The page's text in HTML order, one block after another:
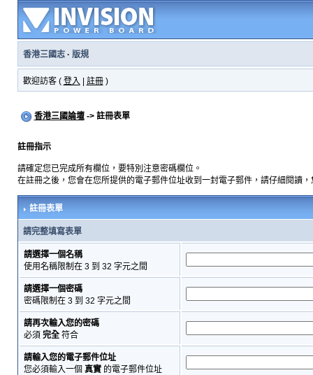
香港三國志· 版規
歡迎訪客 ( 登入 註冊)
香港三國論壇-> 註冊表單
註冊指示
請確定您已完成所有欄位，要特別注意密碼欄位。
在註冊之後，您會在您所提供的電子郵件位址收到一封電子郵件，請仔細閱讀
註冊表單
請完整填寫表單
請選擇一個名稱
使用名稱限制在 3 到 32 字元之間
請選擇一個密碼
密碼限制在 3 到 32 字元之間
請再次輸入您的密碼
必須 完全符合
請輸入您的電子郵件位址
您必須輸入一個 真實的電子郵件位址